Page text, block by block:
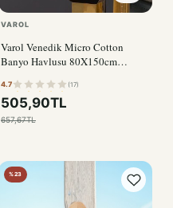
VAROL
Varol Venedik Micro Cotton
Banyo Havlusu 80X150cm
4.7 (17)
505,90TL
657,67TL
%23